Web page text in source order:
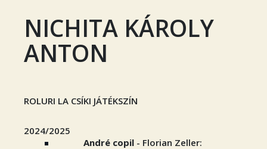
NICHITA KÁROLY
ANTON
ROLURI LA CSÍKI JÁTÉKSZÍN
2024/2025
André copil - Florian Zeller: